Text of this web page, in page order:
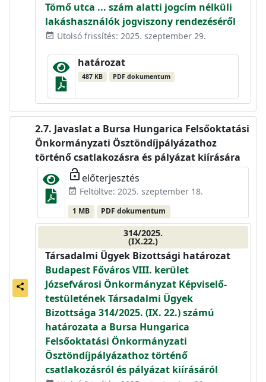
Tömő utca ... szám alatti jogcím nélküli
lakáshasználók jogviszony rendezéséről
event_available Utolsó frissítés: 2025. szeptember 29.
határozat
487 KB PDF dokumentum
share
Javaslat a Bursa Hungarica Felsőoktatási
Önkormányzati Ösztöndíjpályázathoz
történő csatlakozásra és pályázat kiírására
lock_open előterjesztés
event_available Feltöltve: 2025. szeptember 18.
1 MB PDF dokumentum
314/2025.
(IX.22.)
Társadalmi Ügyek Bizottsági határozat
Budapest Főváros VIII. kerület
Józsefvárosi Önkormányzat Képviselő-
testületének Társadalmi Ügyek
Bizottsága 314/2025. (IX. 22.) számú
határozata a Bursa Hungarica
Felsőoktatási Önkormányzati
Ösztöndíjpályázathoz történő
csatlakozásról és pályázat kiírásáról